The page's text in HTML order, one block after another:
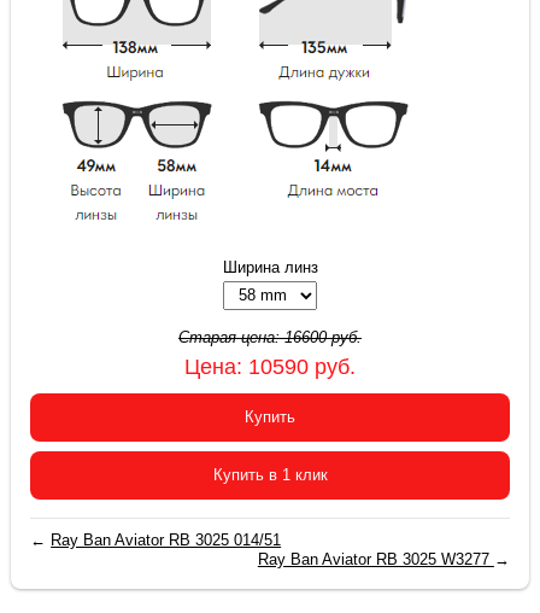
Ширина линз
Старая цена:16600руб.
Цена: 10590 руб.
Купить
Купить в 1 клик
← Ray Ban Aviator RB 3025 014/51
Ray Ban Aviator RB 3025 W3277 →